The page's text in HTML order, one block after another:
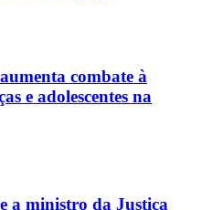
combate à
e adolescentes na
a ministro da Justiça